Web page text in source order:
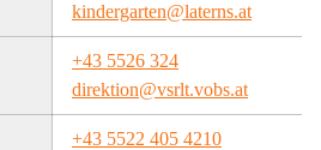
kindergarten@laterns.at
+43 5526 324
direktion@vsrlt.vobs.at
+43 5522 405 4210